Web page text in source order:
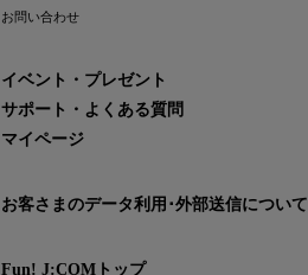
お問い合わせ
イベント・プレゼント
サポート・よくある質問
マイページ
お客さまのデータ利用･外部送信について
Fun! J:COMトップ